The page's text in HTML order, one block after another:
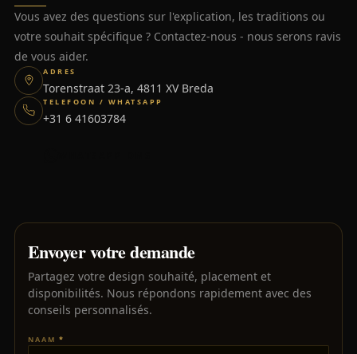
Vous avez des questions sur l'explication, les traditions ou
votre souhait spécifique ? Contactez-nous - nous serons ravis
de vous aider.
ADRES
Torenstraat 23-a, 4811 XV Breda
TELEFOON / WHATSAPP
+31 6 41603784
Envoyer votre demande
Partagez votre design souhaité, placement et
disponibilités. Nous répondons rapidement avec des
conseils personnalisés.
NAAM *